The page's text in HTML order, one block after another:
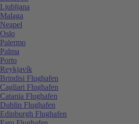
Ljubljana
Malaga
Neapel
Oslo
Palermo
Palma
Porto
Reykjavík
Brindisi Flughafen
Cagliari Flughafen
Catania Flughafen
Dublin Flughafen
Edinburgh Flughafen